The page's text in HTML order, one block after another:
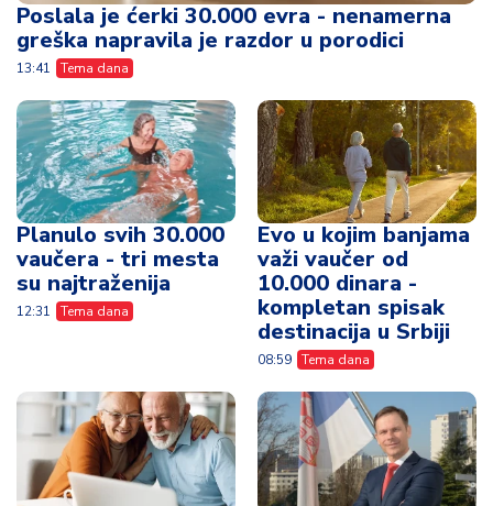
Poslala je ćerki 30.000 evra - nenamerna
greška napravila je razdor u porodici
13:41 Tema dana
Planulo svih 30.000
vaučera - tri mesta
su najtraženija
12:31 Tema dana
Evo u kojim banjama
važi vaučer od
10.000 dinara -
kompletan spisak
destinacija u Srbiji
08:59 Tema dana